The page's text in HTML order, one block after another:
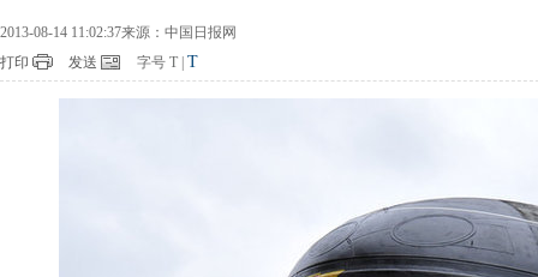
2013-08-14 11:02:37来源：中国日报网
打印
发送 字号 T T